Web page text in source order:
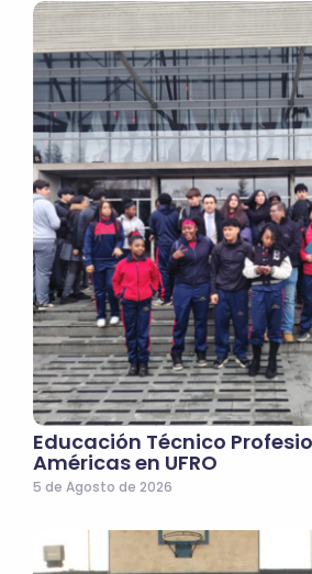
Educación Técnico
Américas en UFRO
5 de Agosto de 2026